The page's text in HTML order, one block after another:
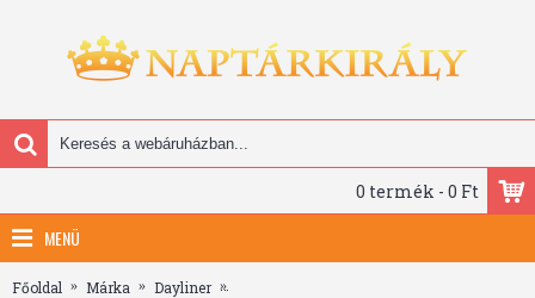
0 termék - 0 Ft
MENÜ
Főoldal Márka Dayliner